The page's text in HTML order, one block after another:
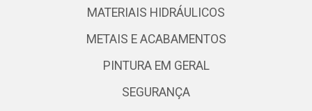
MATERIAIS HIDRÁULICOS
METAIS E ACABAMENTOS
PINTURA EM GERAL
SEGURANÇA